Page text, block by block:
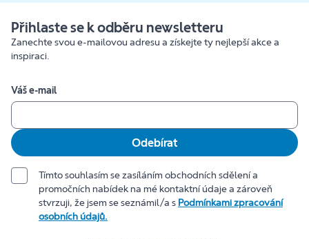
Přihlaste se k odběru newsletteru
Zanechte svou e-mailovou adresu a získejte ty nejlepší akce a
inspiraci.
Váš e-mail
Odebírat
Tímto souhlasím se zasíláním obchodních sdělení a
promočních nabídek na mé kontaktní údaje a zároveň
stvrzuji, že jsem se seznámil/a s Podmínkami zpracování
osobních údajů.